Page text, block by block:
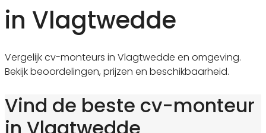
in Vlagtwedde
Vergelijk cv-monteurs in Vlagtwedde en omgeving.
Bekijk beoordelingen, prijzen en beschikbaarheid.
Vind de beste cv-monteur